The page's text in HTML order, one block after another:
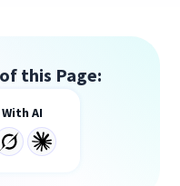
this Page:
AI